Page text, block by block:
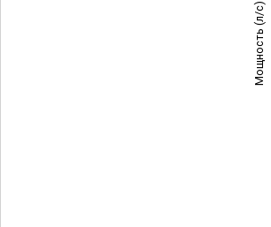
Мощность (л/с)